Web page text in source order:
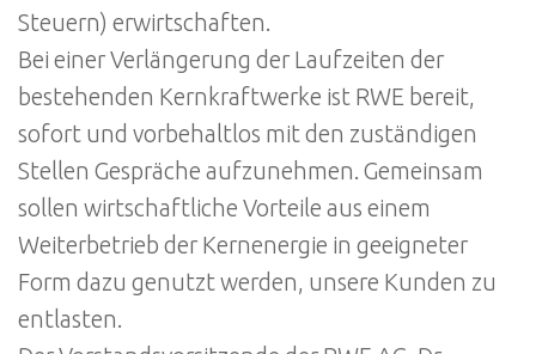
Steuern) erwirtschaften.
Bei einer Verlängerung der Laufzeiten der
bestehenden Kernkraftwerke ist RWE bereit,
sofort und vorbehaltlos mit den zuständigen
Stellen Gespräche aufzunehmen. Gemeinsam
sollen wirtschaftliche Vorteile aus einem
Weiterbetrieb der Kernenergie in geeigneter
Form dazu genutzt werden, unsere Kunden zu
entlasten.